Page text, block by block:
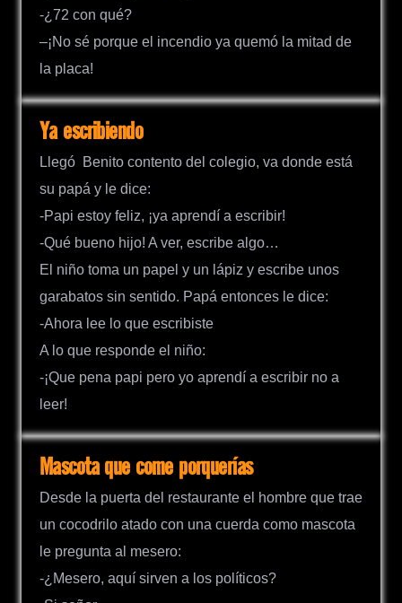
-¿72 con qué?
–¡No sé porque el incendio ya quemó la mitad de
la placa!
Ya escribiendo
Llegó Benito contento del colegio, va donde está
su papá y le dice:
-Papi estoy feliz, ¡ya aprendí a escribir!
-Qué bueno hijo! A ver, escribe algo…
El niño toma un papel y un lápiz y escribe unos
garabatos sin sentido. Papá entonces le dice:
-Ahora lee lo que escribiste
A lo que responde el niño:
-¡Que pena papi pero yo aprendí a escribir no a
leer!
Mascota que come porquerías
Desde la puerta del restaurante el hombre que trae
un cocodrilo atado con una cuerda como mascota
le pregunta al mesero:
-¿Mesero, aquí sirven a los políticos?